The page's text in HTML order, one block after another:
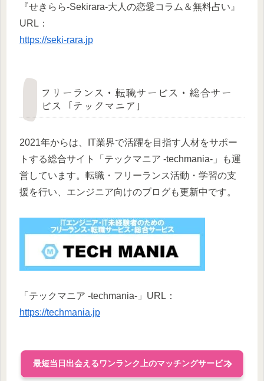
『せきらら-Sekirara-大人の恋愛コラム＆無料占い』
URL：
https://seki-rara.jp
フリーランス・転職サービス・総合サー
ビス「テックマニア」
2021年からは、IT業界で活躍を目指す人材をサポー
トする総合サイト「テックマニア -techmania-」も運
営しています。転職・フリーランス活動・学習の支
援を行い、エンジニア向けのブログも更新中です。
「テックマニア -techmania-」URL：
https://techmania.jp
最短当日出会えるワンランク上のマッチングサービス